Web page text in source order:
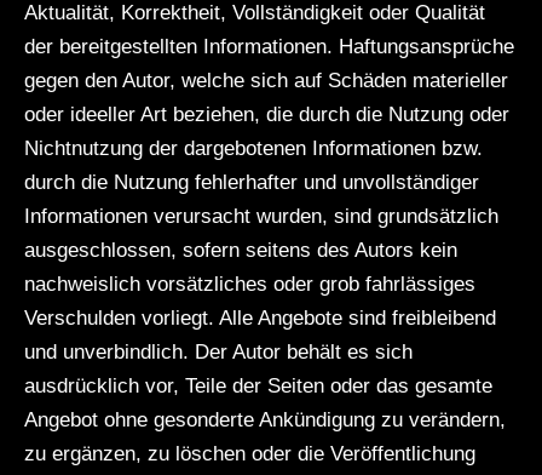
Aktualität, Korrektheit, Vollständigkeit oder Qualität
der bereitgestellten Informationen. Haftungsansprüche
gegen den Autor, welche sich auf Schäden materieller
oder ideeller Art beziehen, die durch die Nutzung oder
Nichtnutzung der dargebotenen Informationen bzw.
durch die Nutzung fehlerhafter und unvollständiger
Informationen verursacht wurden, sind grundsätzlich
ausgeschlossen, sofern seitens des Autors kein
nachweislich vorsätzliches oder grob fahrlässiges
Verschulden vorliegt. Alle Angebote sind freibleibend
und unverbindlich. Der Autor behält es sich
ausdrücklich vor, Teile der Seiten oder das gesamte
Angebot ohne gesonderte Ankündigung zu verändern,
zu ergänzen, zu löschen oder die Veröffentlichung